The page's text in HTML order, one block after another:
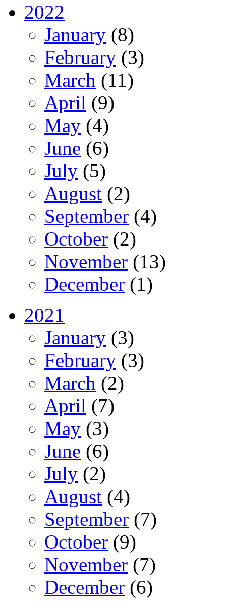
2022
January (8)
February (3)
March (11)
April (9)
May (4)
June (6)
July (5)
August (2)
September (4)
October (2)
November (13)
December (1)
2021
January (3)
February (3)
March (2)
April (7)
May (3)
June (6)
July (2)
August (4)
September (7)
October (9)
November (7)
December (6)